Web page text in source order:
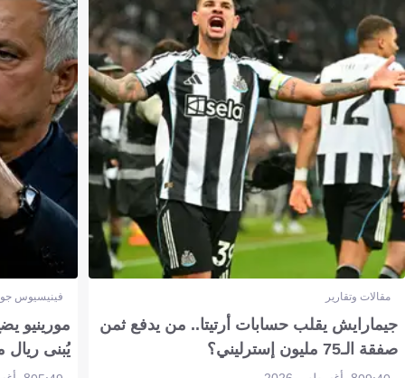
مقالات وتقارير
جيمارايش يقلب حسابات أرتيتا.. من يدفع ثمن
صفقة الـ75 مليون إسترليني؟
فينيسيوس
مورينيو
يُبنى ريال